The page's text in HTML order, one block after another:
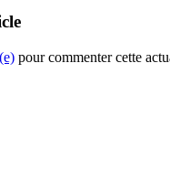
pour commenter cette